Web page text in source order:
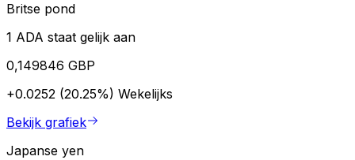
Britse pond
1 ADA staat gelijk aan
0,149846 GBP
+0.0252 (20.25%) Wekelijks
Bekijk grafiek
Japanse yen